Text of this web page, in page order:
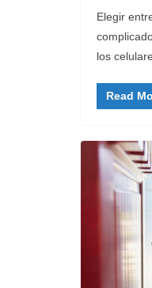
Elegir
los
Read